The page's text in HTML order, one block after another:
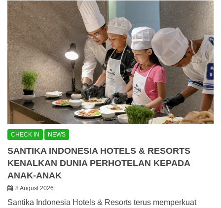
CHECK IN NEWS
SANTIKA INDONESIA HOTELS & RESORTS
KENALKAN DUNIA PERHOTELAN KEPADA
ANAK-ANAK
8 August 2026
Santika Indonesia Hotels & Resorts terus memperkuat